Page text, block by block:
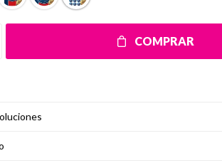
COMPRAR